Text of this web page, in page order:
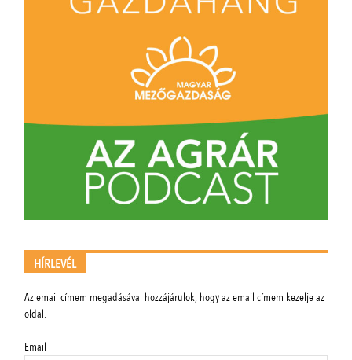
HÍRLEVÉL
Az email címem megadásával hozzájárulok, hogy az email címem kezelje az
oldal.
Email